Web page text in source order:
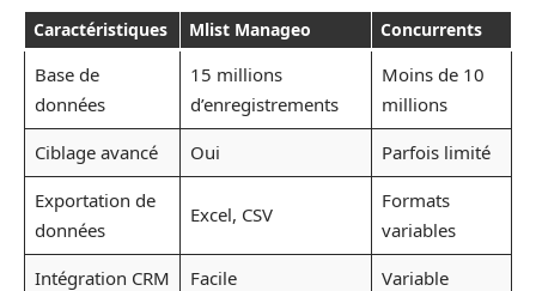
Caractéristiques Mlist Manageo Concurrents
Base de
données
15 millions
d’enregistrements
Moins de 10
millions
Ciblage avancé
Oui
Parfois limité
Exportation de
données
Excel, CSV
Formats
variables
Intégration CRM
Facile Variable